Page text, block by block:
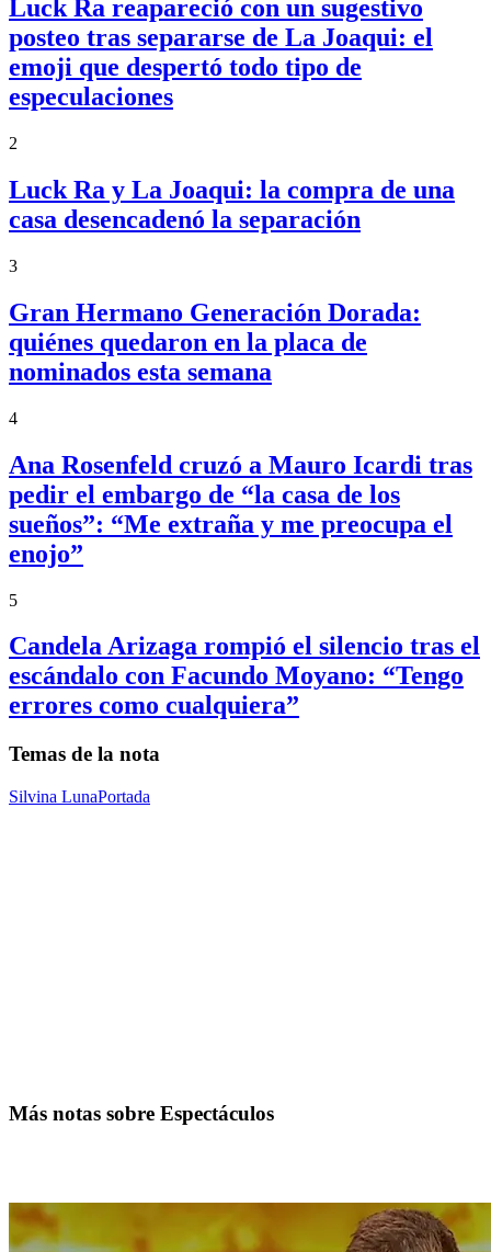
Luck Ra reapareció con un sugestivo
posteo tras separarse de La Joaqui: el
emoji que despertó todo tipo de
especulaciones
2
Luck Ra y La Joaqui: la compra de una
casa desencadenó la separación
3
Gran Hermano Generación Dorada:
quiénes quedaron en la placa de
nominados esta semana
4
Ana Rosenfeld cruzó a Mauro Icardi tras
pedir el embargo de “la casa de los
sueños”: “Me extraña y me preocupa el
enojo”
5
Candela Arizaga rompió el silencio tras el
escándalo con Facundo Moyano: “Tengo
errores como cualquiera”
Temas de la nota
Silvina LunaPortada
Más notas sobre Espectáculos